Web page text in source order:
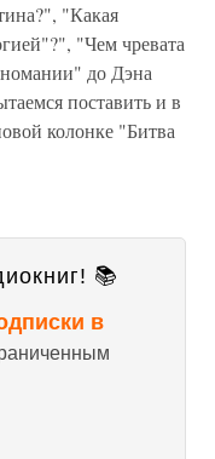
"Какая
"Чем чревата
до Дэна
поставить и в
колонке "Битва
📚
в